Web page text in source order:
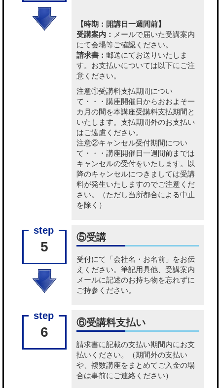
【時期：開講日一週間前】
受講案内： メールで届いた受講案内
にて会場等ご確認ください。
請求書： 郵送にてお送りいたしま
す。お支払いについては以下にご注
意ください。
注意①受講料支払期間につい
て・・・講座開催日からおおよそ一
カ月の間を本講座受講料支払期間と
いたします。支払期間外のお支払い
はご遠慮ください。
注意②キャンセル受付期間につい
て・・・講座開催日一週間前までは
キャンセルの受付をいたします。以
降のキャンセルにつきましては受講
料が発生いたしますのでご注意くだ
さい。（ただし当所都合による中止
を除く）
5
⑤受講
受付にて「会社名・お名前」をお伝
えください。筆記用具他、受講案内
メールに記述のお持ち物を忘れずに
ご持参ください。
6
⑥受講料支払い
請求書に記載の支払い期間内にお支
払いください。（期間外の支払い
や、複数講座をまとめてご入金の場
合は事前にご連絡ください）